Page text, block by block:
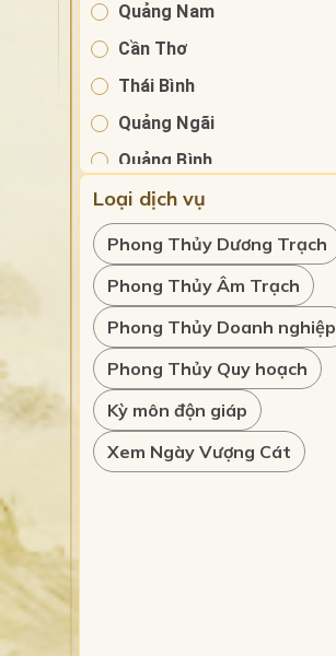
Quảng Nam
Cần Thơ
Thái Bình
Quảng Ngãi
Quảng Bình
Phú Quốc
Đà Nẵng
Long An
An Giang
Bà Rịa - Vũng Tàu
Gia Lai
Nghệ An
Thái Nguyên
Loại dịch vụ
Phong Thủy Dương Trạch
Phong Thủy Âm Trạch
Phong Thủy Doanh nghiệp
Phong Thủy Quy hoạch
Kỳ môn độn giáp
Xem Ngày Vượng Cát